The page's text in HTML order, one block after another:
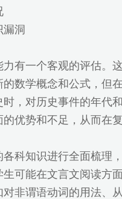
漏洞
有一个客观的评估。
数学概念和公式，但
，对历史事件的年代
优势和不足，从而在
科知识进行全面梳理
可能在文言文阅读方
非谓语动词的用法、